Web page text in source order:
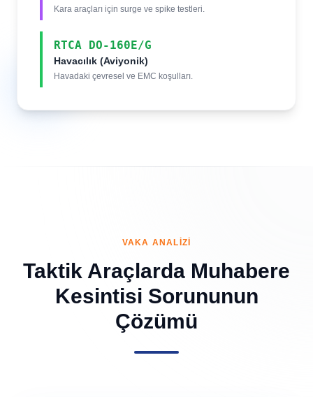
Kara araçları için surge ve spike testleri.
RTCA DO-160E/G
Havacılık (Aviyonik)
Havadaki çevresel ve EMC koşulları.
VAKA ANALIZI
Taktik Araçlarda Muhabere
Kesintisi Sorununun
Çözümü